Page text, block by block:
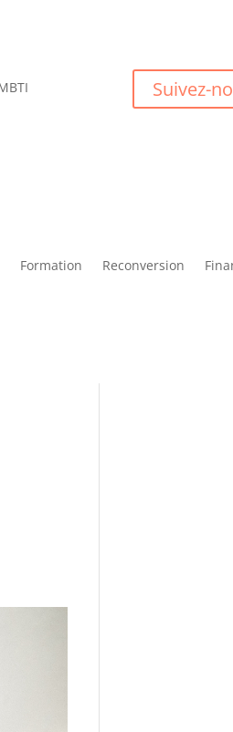
Suivez-
Formation Reconversion